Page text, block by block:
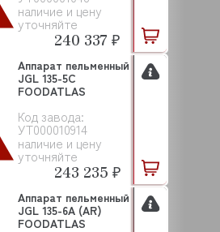
наличие и цену
уточняйте
240 337 ₽
Код завода:
УТ000010914
наличие и цену
уточняйте
Аппарат пельменный
JGL 135-5C
FOODATLAS
243 235 ₽
Аппарат пельменный
JGL 135-6A (AR)
FOODATLAS